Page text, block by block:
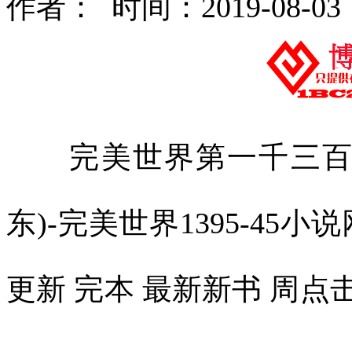
作者： 时间：2019-08-03
完美世界第一千三百
东)-完美世界1395-45小
更新 完本 最新新书 周点